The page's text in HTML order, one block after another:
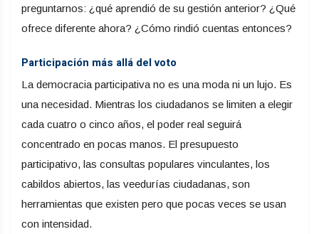
preguntarnos: ¿qué aprendió de su gestión anterior? ¿Qué
ofrece diferente ahora? ¿Cómo rindió cuentas entonces?
Participación más allá del voto
La democracia participativa no es una moda ni un lujo. Es
una necesidad. Mientras los ciudadanos se limiten a elegir
cada cuatro o cinco años, el poder real seguirá
concentrado en pocas manos. El presupuesto
participativo, las consultas populares vinculantes, los
cabildos abiertos, las veedurías ciudadanas, son
herramientas que existen pero que pocas veces se usan
con intensidad.